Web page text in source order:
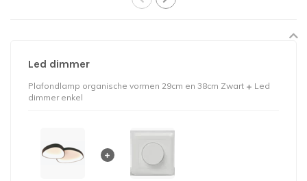
Led dimmer
Plafondlamp organische vormen 29cm en 38cm Zwart
Led
dimmer enkel